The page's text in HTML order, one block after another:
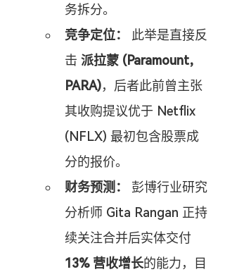
务拆分。
竞争定位：
此举是直接反
击 派拉蒙 (Paramount,
PARA)，后者此前曾主张
其收购提议优于 Netflix
(NFLX) 最初包含股票成
分的报价。
财务预测：
彭博行业研究
分析师 Gita Rangan 正持
续关注合并后实体交付
13% 营收增长的能力，目